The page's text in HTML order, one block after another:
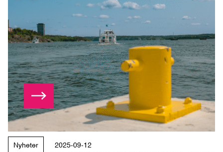
Stockholms Hamnkvarter formar stadens nya horisont
Läs mer
Nyheter 2025-09-12